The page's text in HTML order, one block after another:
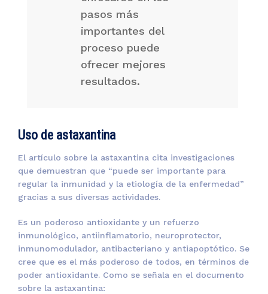
pasos más
importantes del
proceso puede
ofrecer mejores
resultados.
Uso de astaxantina
El artículo sobre la astaxantina cita investigaciones
que demuestran que “puede ser importante para
regular la inmunidad y la etiología de la enfermedad”
gracias a sus diversas actividades.
Es un poderoso antioxidante y un refuerzo
inmunológico, antiinflamatorio, neuroprotector,
inmunomodulador, antibacteriano y antiapoptótico. Se
cree que es el más poderoso de todos, en términos de
poder antioxidante. Como se señala en el documento
sobre la astaxantina: